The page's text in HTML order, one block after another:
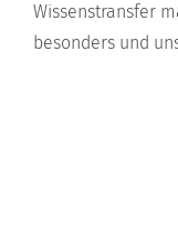
Wissenstransfer
besonders und